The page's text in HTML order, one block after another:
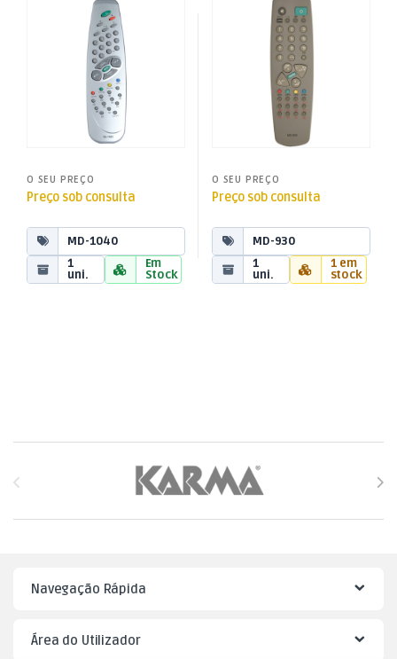
Vestel e Xiaomi
TV Aúdio e Vídeo
O SEU PREÇO
Preço sob consulta
MD-1040
1
uni.
Em
Stock
Vestel e Xiaomi
TV Aúdio e Vídeo
O SEU PREÇO
Preço sob consulta
MD-930
1
uni.
1 em
stock
Brands Carousel
Navegação Rápida
Área do Utilizador